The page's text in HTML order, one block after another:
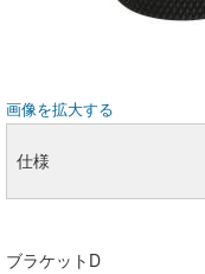
画像を拡大する
仕様
ブラケットD